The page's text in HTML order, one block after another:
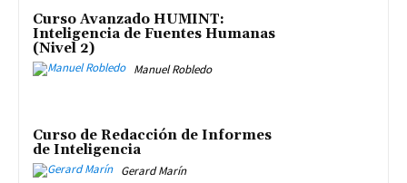
Curso Avanzado HUMINT:
Inteligencia de Fuentes Humanas
(Nivel 2)
Manuel Robledo
Curso de Redacción de Informes
de Inteligencia
Gerard Marín